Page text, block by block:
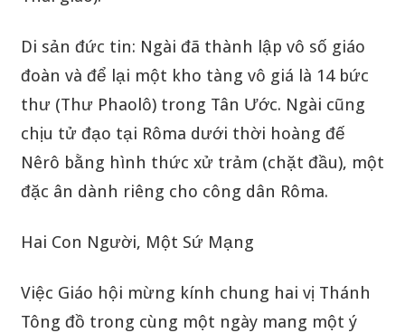
Di sản đức tin: Ngài đã thành lập vô số giáo
đoàn và để lại một kho tàng vô giá là 14 bức
thư (Thư Phaolô) trong Tân Ước. Ngài cũng
chịu tử đạo tại Rôma dưới thời hoàng đế
Nêrô bằng hình thức xử trảm (chặt đầu), một
đặc ân dành riêng cho công dân Rôma.
Hai Con Người, Một Sứ Mạng
Việc Giáo hội mừng kính chung hai vị Thánh
Tông đồ trong cùng một ngày mang một ý